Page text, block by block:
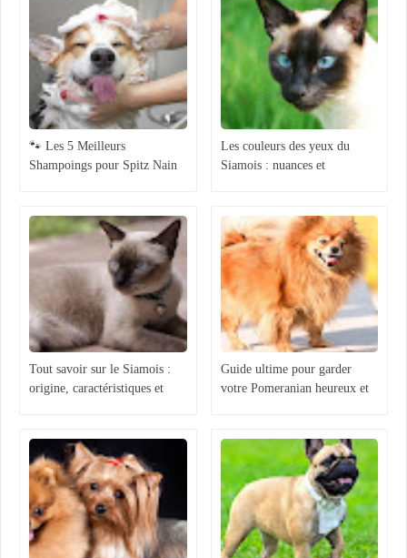
🐾 Les 5 Meilleurs
Shampoings pour Spitz Nain
Les couleurs des yeux du
Siamois : nuances et
Tout savoir sur le Siamois :
origine, caractéristiques et
Guide ultime pour garder
votre Pomeranian heureux et